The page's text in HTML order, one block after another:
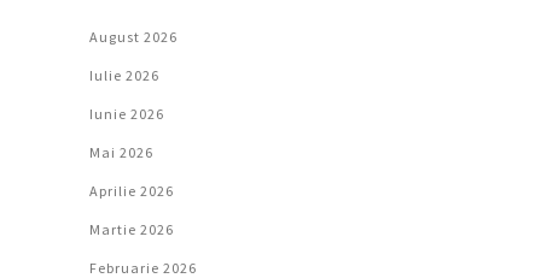
August 2026
Iulie 2026
Iunie 2026
Mai 2026
Aprilie 2026
Martie 2026
Februarie 2026